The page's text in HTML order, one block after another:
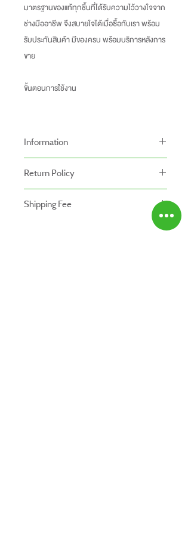
มาตรฐานของแท้ทุกชิ้นที่ได้รับความไว้วางใจจาก
ช่างมืออาชีพ จึงสบายใจได้เมื่อซื้อกับเรา พร้อม
รับประกันสินค้า มีของครบ พร้อมบริการหลังการ
ขาย
ขั้นตอนการใช้งาน
Information
หน้าร้านและสาขาของเรา
-ระยะเวลารับประกันสินค้าบนเว็ปไซท์อาจจะแตก
ต่างจากการซื้อสินค้าหน้าร้าน
Return Policy
- สินค้าสามารถคืนได้ภายใน 7 วัน หลังจากรับ
Shipping Fee
- สินค้ายังไม่รวมค่าจัดส่ง ผู้ซื้อเป็นผู้รับผิดชอบ